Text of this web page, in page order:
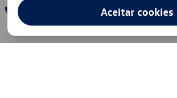
Aceitar cookies